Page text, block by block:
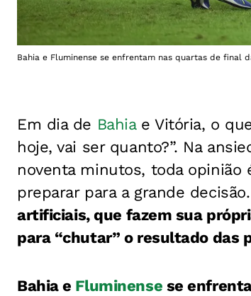
Bahia e Fluminense se enfrentam nas quartas de final
Em dia de Bahiae Vitória, o
hoje, vai ser quanto?”. Na
noventa minutos, toda opinião
preparar para a grande
artificiais, que fazem sua
para “chutar” o resultado das
Bahia e Fluminense se